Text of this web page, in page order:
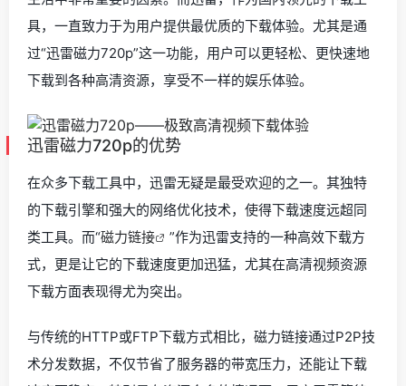
具，一直致力于为用户提供最优质的下载体验。尤其是通
过“迅雷磁力720p”这一功能，用户可以更轻松、更快速地
下载到各种高清资源，享受不一样的娱乐体验。
迅雷磁力720p的优势
在众多下载工具中，迅雷无疑是最受欢迎的之一。其独特
的下载引擎和强大的网络优化技术，使得下载速度远超同
类工具。而“磁力链接
”作为迅雷支持的一种高效下载方
式，更是让它的下载速度更加迅猛，尤其在高清视频资源
下载方面表现得尤为突出。
与传统的HTTP或FTP下载方式相比，磁力链接通过P2P技
术分发数据，不仅节省了服务器的带宽压力，还能让下载